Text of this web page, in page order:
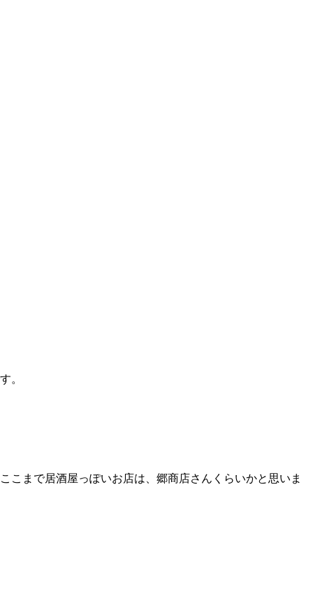
。
こまで居酒屋っぽいお店は、郷商店さんくらいかと思いま